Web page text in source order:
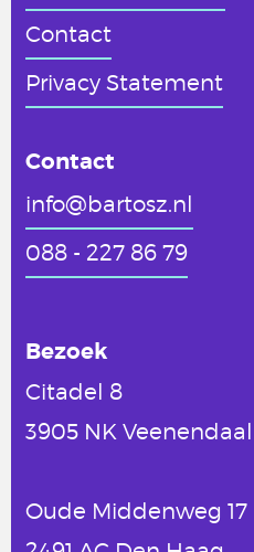
Contact
Privacy Statement
Contact
info@bartosz.nl
088 - 227 86 79
Bezoek
Citadel 8
3905 NK Veenendaal
Oude Middenweg 17